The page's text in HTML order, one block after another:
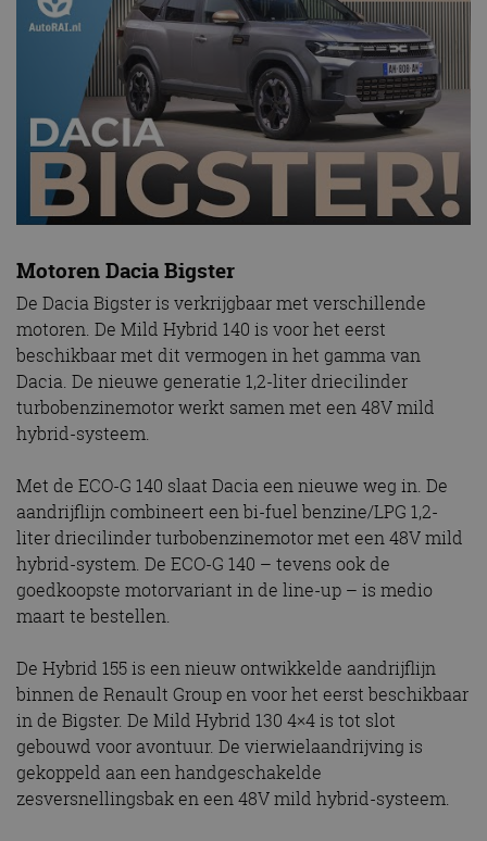
Motoren Dacia Bigster
De Dacia Bigster is verkrijgbaar met verschillende
motoren. De Mild Hybrid 140 is voor het eerst
beschikbaar met dit vermogen in het gamma van
Dacia. De nieuwe generatie 1,2-liter driecilinder
turbobenzinemotor werkt samen met een 48V mild
hybrid-systeem.
Met de ECO-G 140 slaat Dacia een nieuwe weg in. De
aandrijflijn combineert een bi-fuel benzine/LPG 1,2-
liter driecilinder turbobenzinemotor met een 48V mild
hybrid-system. De ECO-G 140 – tevens ook de
goedkoopste motorvariant in de line-up – is medio
maart te bestellen.
De Hybrid 155 is een nieuw ontwikkelde aandrijflijn
binnen de Renault Group en voor het eerst beschikbaar
in de Bigster. De Mild Hybrid 130 4×4 is tot slot
gebouwd voor avontuur. De vierwielaandrijving is
gekoppeld aan een handgeschakelde
zesversnellingsbak en een 48V mild hybrid-systeem.